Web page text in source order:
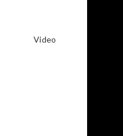
Video